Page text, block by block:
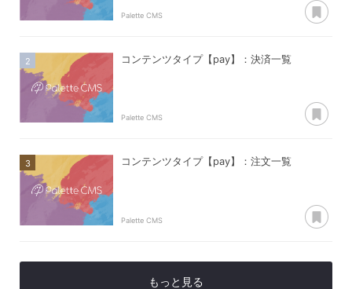
Palette CMS
コンテンツタイプ【pay】：決済一覧
Palette CMS
コンテンツタイプ【pay】：注文一覧
Palette CMS
もっと見る